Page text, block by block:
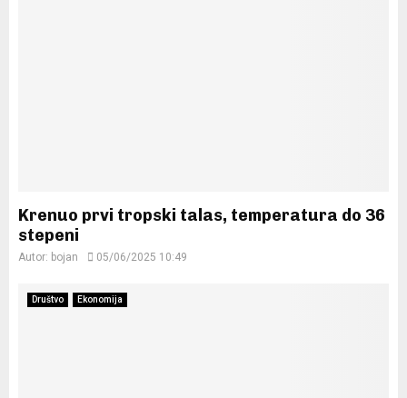
Krenuo prvi tropski talas, temperatura do 36
stepeni
Autor: bojan 05/06/2025 10:49
Društvo Ekonomija